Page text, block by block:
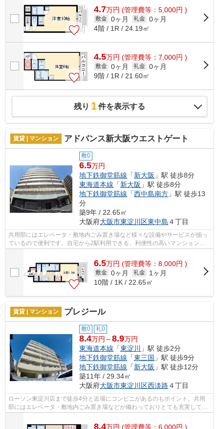
4.7万円 (管理費等：5,000円 )
敷金 0ヶ月 礼金 0ヶ月
4階 / 1R / 24.19㎡
4.5万円 (管理費等：7,000円 )
敷金 0ヶ月 礼金 0ヶ月
9階 / 1R / 21.60㎡
残り 1件を表示する
賃貸 | マンション アドバンス新大阪ウエストゲート
敷0
6.5万円
地下鉄御堂筋線 「新大阪 」駅 徒歩8分
東海道本線 「新大阪 」駅 徒歩8分
地下鉄御堂筋線 「西中島南方 」駅 徒歩13
分
築9年 / 22.65㎡
大阪府大阪市東淀川区東中島 ４丁目
共用部にはエレベータ・敷地内ごみ置き場など様々な設備やサービスが揃っ
ているので便利です。自宅から2駅利用できる、利便性の高いマンションで
6.5万円 (管理費等：8,000円 )
敷金 0ヶ月 礼金
1ヶ月
10階 / 1K / 22.65㎡
賃貸 | マンション プレジール
敷0 礼0
8.4万円～8.9万円
東海道本線 「東淀川
」駅 徒歩2分
地下鉄御堂筋線 「東三国 」駅 徒歩9分
地下鉄御堂筋線 「新大阪 」駅 徒歩12分
築11年 / 29.34㎡
大阪府大阪市東淀川区西淡路 ４丁目
ローソン東淀川店まで徒歩4分と近場にコンビニがあるのもポイント。共用
部にはエレベータ・敷地内ごみ置き場などが備わっておりとても充実してい
ます。外観タイル張りのマンションは、...
8.4万円 (管理費等：6,000円 )